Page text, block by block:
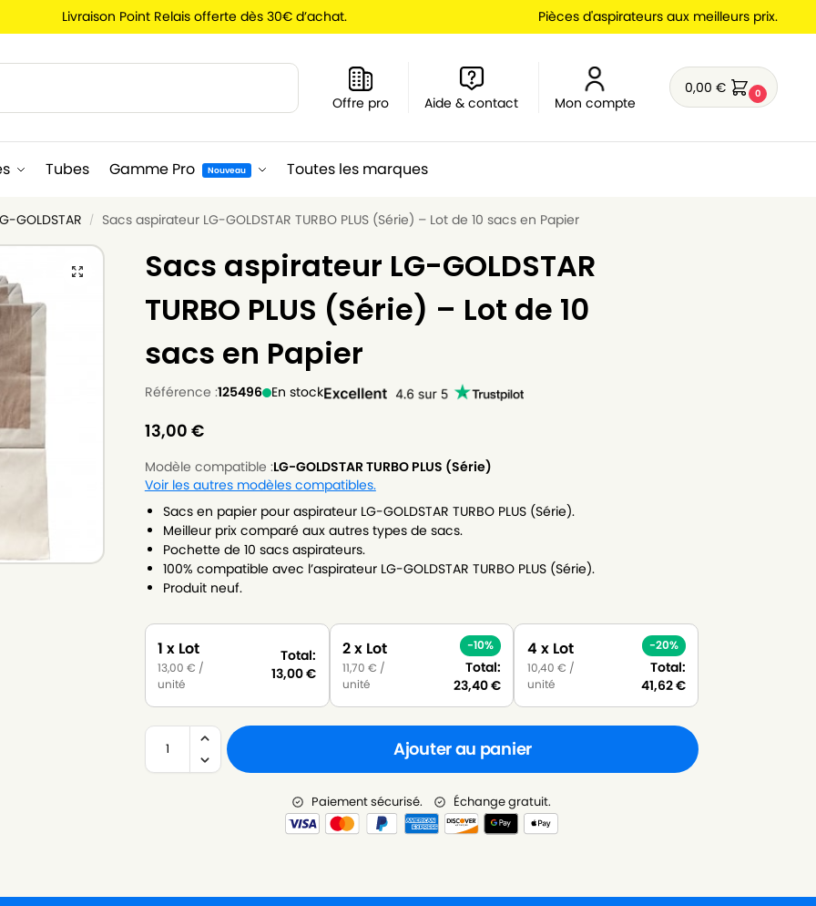
Livraison Point Relais offerte dès 30€ d’achat. Pièces d'aspirateurs aux meilleurs prix.
Offre pro Aide & contact Mon compte
0,00€ 0
Tubes Gamme Pro Nouveau Toutes les marques
GOLDSTAR / Sacs aspirateur LG-GOLDSTAR TURBO PLUS (Série) – Lot de 10 sacs en Papier
Sacs aspirateur LG-GOLDSTAR
TURBO PLUS (Série) – Lot de 10
sacs en Papier
Référence :125496 En stock
13,00 €
Modèle compatible :LG-GOLDSTAR TURBO PLUS (Série)
Voir les autres modèles compatibles.
Sacs en papier pour aspirateur LG-GOLDSTAR TURBO PLUS (Série).
Meilleur prix comparé aux autres types de sacs.
Pochette de 10 sacs aspirateurs.
100% compatible avec l’aspirateur LG-GOLDSTAR TURBO PLUS (Série).
Produit neuf.
1 x Lot
13,00€ /
unité
Total:
13,00€
2 x Lot
11,70€ /
unité
-10%
Total:
23,40€
4 x Lot
10,40 € /
unité
-20%
Total:
41,62€
Ajouter au panier
Paiement sécurisé. Échange gratuit.